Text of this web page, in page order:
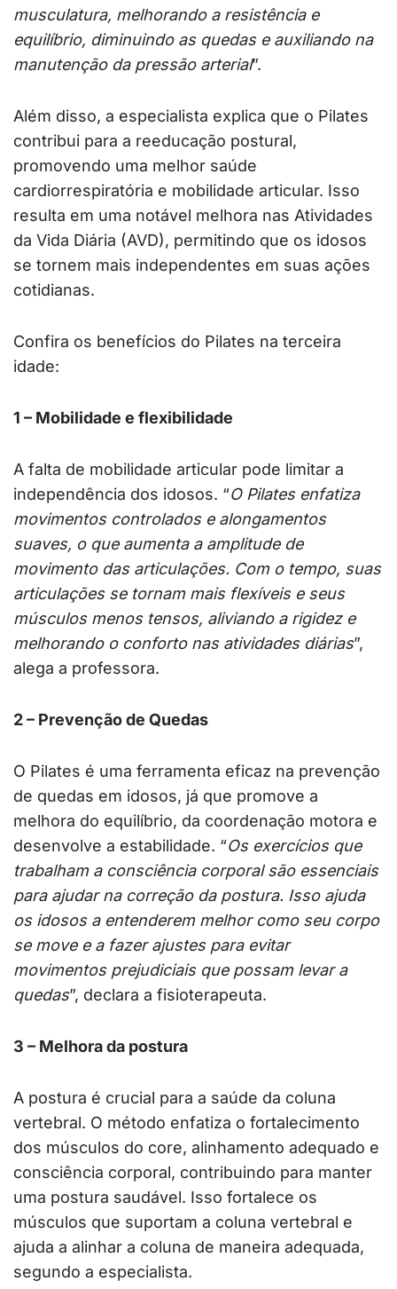
musculatura, melhorando a resistência e
equilíbrio, diminuindo as quedas e auxiliando na
manutenção da pressão arterial”.
Além disso, a especialista explica que o Pilates
contribui para a reeducação postural,
promovendo uma melhor saúde
cardiorrespiratória e mobilidade articular. Isso
resulta em uma notável melhora nas Atividades
da Vida Diária (AVD), permitindo que os idosos
se tornem mais independentes em suas ações
cotidianas.
Confira os benefícios do Pilates na terceira
idade:
1 – Mobilidade e flexibilidade
A falta de mobilidade articular pode limitar a
independência dos idosos. “O Pilates enfatiza
movimentos controlados e alongamentos
suaves, o que aumenta a amplitude de
movimento das articulações. Com o tempo, suas
articulações se tornam mais flexíveis e seus
músculos menos tensos, aliviando a rigidez e
melhorando o conforto nas atividades diárias”,
alega a professora.
2 – Prevenção de Quedas
O Pilates é uma ferramenta eficaz na prevenção
de quedas em idosos, já que promove a
melhora do equilíbrio, da coordenação motora e
desenvolve a estabilidade. “Os exercícios que
trabalham a consciência corporal são essenciais
para ajudar na correção da postura. Isso ajuda
os idosos a entenderem melhor como seu corpo
se move e a fazer ajustes para evitar
movimentos prejudiciais que possam levar a
quedas”, declara a fisioterapeuta.
3 – Melhora da postura
A postura é crucial para a saúde da coluna
vertebral. O método enfatiza o fortalecimento
dos músculos do core, alinhamento adequado e
consciência corporal, contribuindo para manter
uma postura saudável. Isso fortalece os
músculos que suportam a coluna vertebral e
ajuda a alinhar a coluna de maneira adequada,
segundo a especialista.